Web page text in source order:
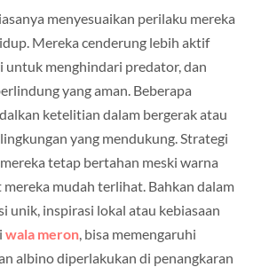
menyesuaikan perilaku mereka
Mereka cenderung lebih aktif
untuk menghindari predator, dan
yang aman. Beberapa
ketelitian dalam bergerak atau
yang mendukung. Strategi
tetap bertahan meski warna
mudah terlihat. Bahkan dalam
unik, inspirasi lokal atau kebiasaan
wala meron, bisa memengaruhi
albino diperlakukan di penangkaran